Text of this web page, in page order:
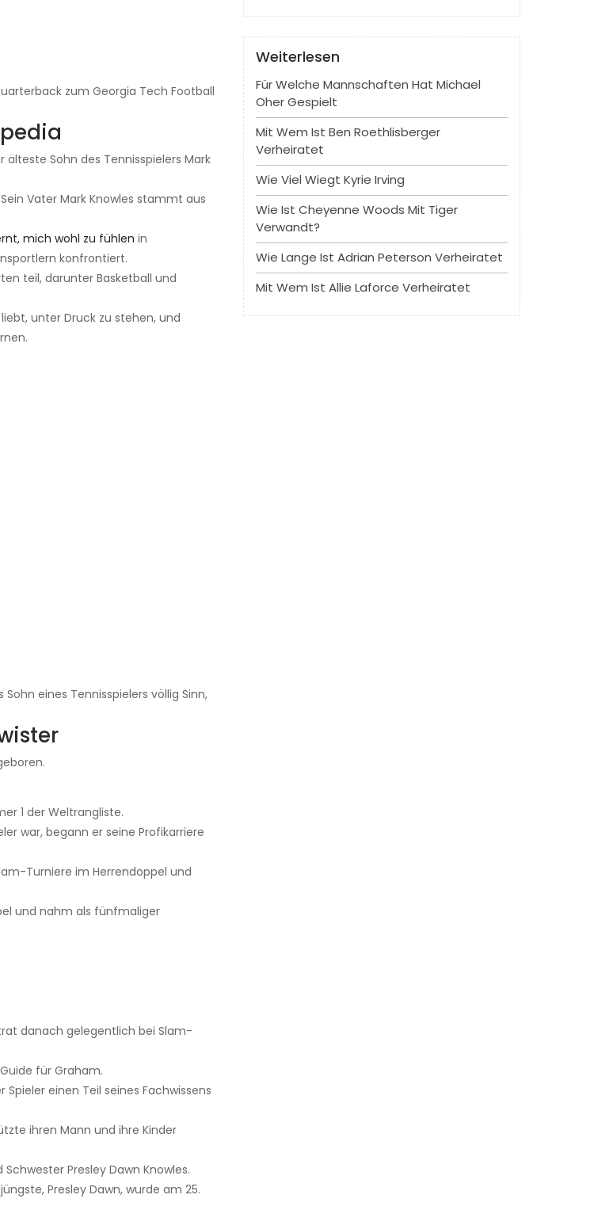
zum Georgia Tech Football
Sohn des Tennisspielers Mark
Vater Mark Knowles stammt aus
mich wohl zu fühlen in
konfrontiert.
teil, darunter Basketball und
unter Druck zu stehen, und
eines Tennisspielers völlig Sinn,
1 der Weltrangliste.
war, begann er seine Profikarriere
Turniere im Herrendoppel und
und nahm als fünfmaliger
danach gelegentlich bei Slam-
für Graham.
einen Teil seines Fachwissens
ihren Mann und ihre Kinder
Schwester Presley Dawn Knowles.
Presley Dawn, wurde am 25.
Weiterlesen
Für Welche Mannschaften Hat Michael
Oher Gespielt
Mit Wem Ist Ben Roethlisberger
Verheiratet
Wie Viel Wiegt Kyrie Irving
Wie Ist Cheyenne Woods Mit Tiger
Verwandt?
Wie Lange Ist Adrian Peterson Verheiratet
Mit Wem Ist Allie Laforce Verheiratet